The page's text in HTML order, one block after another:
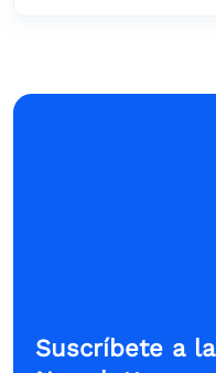
Suscríbete a la